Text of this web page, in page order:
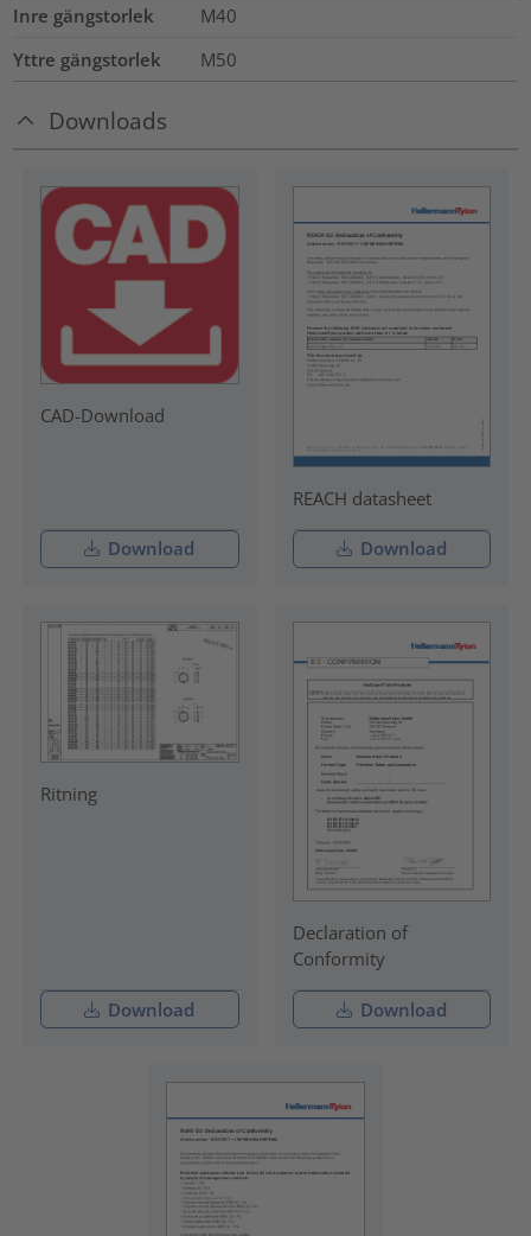
Inre gängstorlek
M40
Yttre gängstorlek
M50
Downloads
CAD-Download
Download
REACH datasheet
Download
Ritning
Download
Declaration of
Conformity
Download